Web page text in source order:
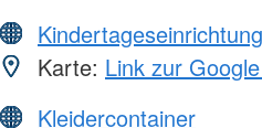
Kindertageseinrichtung
Karte: Link zur
Kleidercontainer